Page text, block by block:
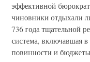
эффективной
чиновники отдыхали
736 года тщательной
система, включавшая
повинности и бюджеты